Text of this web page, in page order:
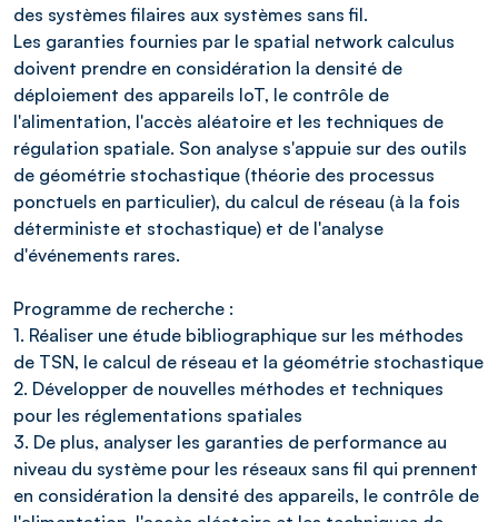
des systèmes filaires aux systèmes sans fil.
Les garanties fournies par le spatial network calculus
doivent prendre en considération la densité de
déploiement des appareils IoT, le contrôle de
l'alimentation, l'accès aléatoire et les techniques de
régulation spatiale. Son analyse s'appuie sur des outils
de géométrie stochastique (théorie des processus
ponctuels en particulier), du calcul de réseau (à la fois
déterministe et stochastique) et de l'analyse
d'événements rares.
Programme de recherche :
1. Réaliser une étude bibliographique sur les méthodes
de TSN, le calcul de réseau et la géométrie stochastique
2. Développer de nouvelles méthodes et techniques
pour les réglementations spatiales
3. De plus, analyser les garanties de performance au
niveau du système pour les réseaux sans fil qui prennent
en considération la densité des appareils, le contrôle de